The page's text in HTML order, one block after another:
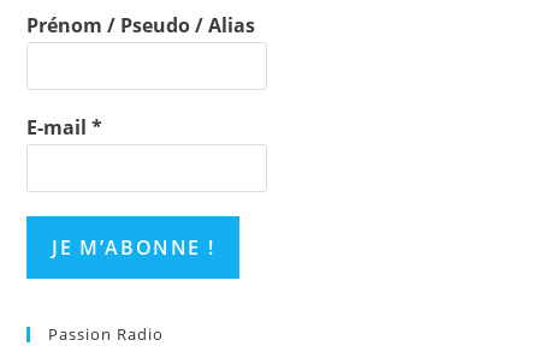
Prénom / Pseudo / Alias
E-mail*
Passion Radio